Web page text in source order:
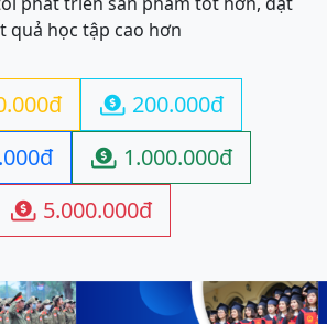
quả học tập cao hơn
 200.000đ
 1.000.000đ
 5.000.000đ